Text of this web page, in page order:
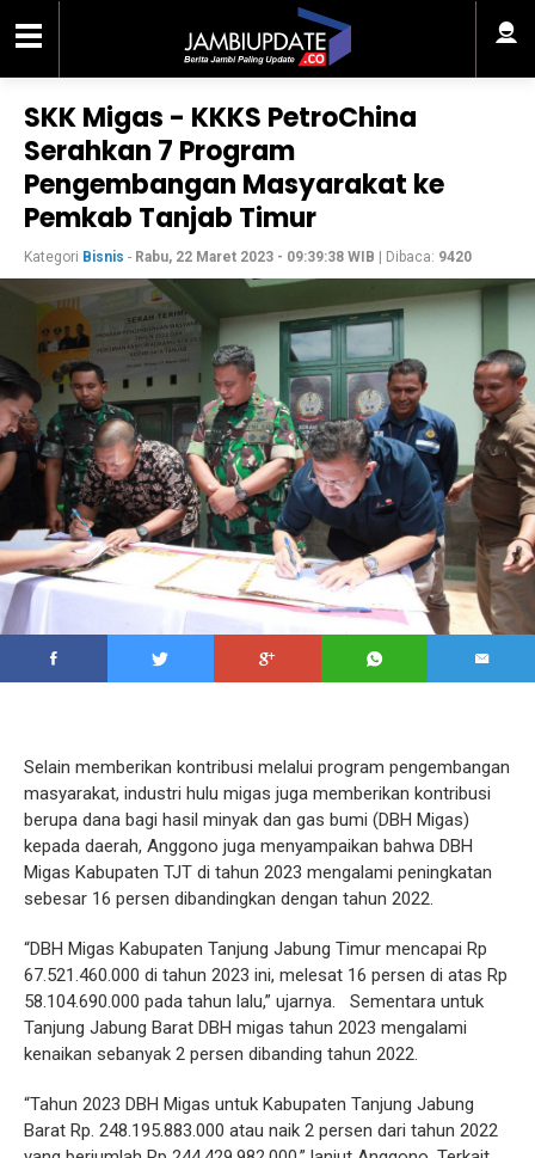
SKK Migas - KKKS PetroChina
Serahkan 7 Program
Pengembangan Masyarakat ke
Pemkab Tanjab Timur
Kategori Bisnis - Rabu, 22 Maret 2023 - 09:39:38 WIB | Dibaca: 9420
Selain memberikan kontribusi melalui program pengembangan
masyarakat, industri hulu migas juga memberikan kontribusi
berupa dana bagi hasil minyak dan gas bumi (DBH Migas)
kepada daerah, Anggono juga menyampaikan bahwa DBH
Migas Kabupaten TJT di tahun 2023 mengalami peningkatan
sebesar 16 persen dibandingkan dengan tahun 2022.
“DBH Migas Kabupaten Tanjung Jabung Timur mencapai Rp
67.521.460.000 di tahun 2023 ini, melesat 16 persen di atas Rp
58.104.690.000 pada tahun lalu,” ujarnya. Sementara untuk
Tanjung Jabung Barat DBH migas tahun 2023 mengalami
kenaikan sebanyak 2 persen dibanding tahun 2022.
“Tahun 2023 DBH Migas untuk Kabupaten Tanjung Jabung
Barat Rp. 248.195.883.000 atau naik 2 persen dari tahun 2022